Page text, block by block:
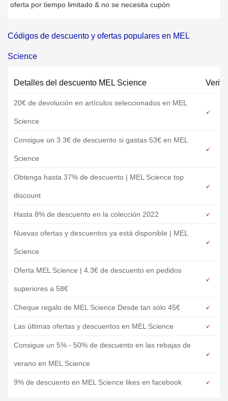
oferta por tiempo limitado & no se necesita cupón
Códigos de descuento y ofertas populares en MEL
Science
Detalles del descuento MEL Science
20€ de devolución en artículos seleccionados en MEL
Science
Consigue un 3.3€ de descuento si gastas 53€ en MEL
Science
Obtenga hasta 37% de descuento | MEL Science top
discount
Hasta 8% de descuento en la colección 2022
Nuevas ofertas y descuentos ya está disponible | MEL
Science
Oferta MEL Science | 4.3€ de descuento en pedidos
superiores a 58€
Cheque regalo de MEL Science Desde tan sólo 45€
Las últimas ofertas y descuentos en MEL Science
Consigue un 5% - 50% de descuento en las rebajas de
verano en MEL Science
9% de descuento en MEL Science likes en facebook